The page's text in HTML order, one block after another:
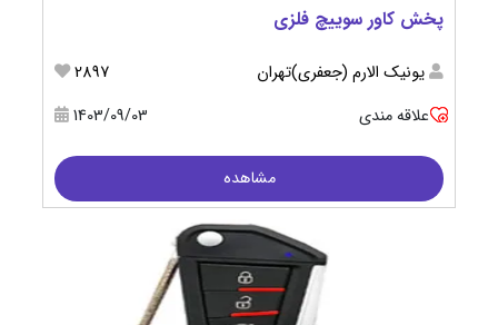
پخش کاور سوییچ فلزی
يونيك الارم (جعفری)تهران
2897
علاقه مندی
1403/09/03
مشاهده